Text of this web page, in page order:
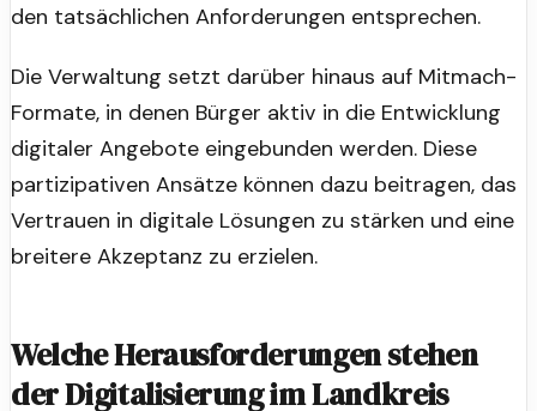
den tatsächlichen Anforderungen entsprechen.
Die Verwaltung setzt darüber hinaus auf Mitmach-
Formate, in denen Bürger aktiv in die Entwicklung
digitaler Angebote eingebunden werden. Diese
partizipativen Ansätze können dazu beitragen, das
Vertrauen in digitale Lösungen zu stärken und eine
breitere Akzeptanz zu erzielen.
Welche Herausforderungen stehen
der Digitalisierung im Landkreis